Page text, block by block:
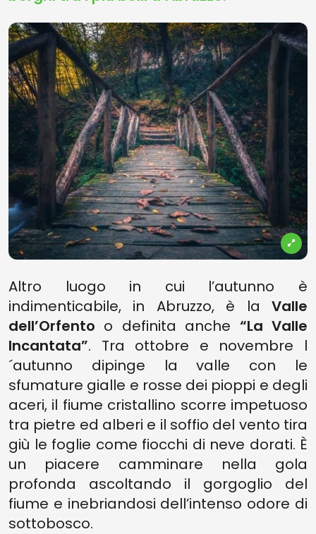
Altro luogo in cui l’autunno è
indimenticabile, in Abruzzo, è la Valle
dell’Orfento o definita anche “La Valle
Incantata”. Tra ottobre e novembre l
´autunno dipinge la valle con le
sfumature gialle e rosse dei pioppi e degli
aceri, il fiume cristallino scorre impetuoso
tra pietre ed alberi e il soffio del vento tira
giù le foglie come fiocchi di neve dorati. È
un piacere camminare nella gola
profonda ascoltando il gorgoglio del
fiume e inebriandosi dell’intenso odore di
sottobosco.